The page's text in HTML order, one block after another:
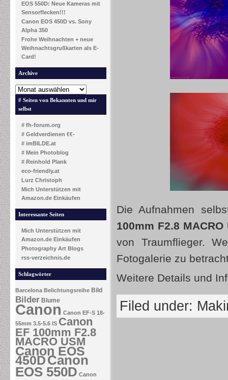
EOS 550D: Neue Kameras mit
Sensorflecken!!!
Canon EOS 450D vs. Sony
Alpha 350
Frohe Weihnachten + neue
Weihnachtsgrußkarten als E-
Card!
Archive
# Seiten von Bekannten und mir
selbst
# fh-forum.org
# Geldverdienen €€-
# imBILDE.at
# Mein Photoblog
# Reinhold Plank
eco-friendly.at
Lurz Christoph
Mich Unterstützen mit
Amazon.de Einkäufen
Interessante Seiten
Mich Unterstützen mit
Amazon.de Einkäufen
Photography Art Blogs
rss-verzeichnis.de
Schlagwörter
Barcelona Belichtungsreihe Bild
Bilder Blume
Canon Canon EF-S 18-
55mm 3.5-5.6 IS Canon
EF 100mm F2.8
MACRO USM
Canon EOS
450DCanon
EOS 550D Canon
Die Aufnahmen
100mm F2.8
von Traumflieger.
Fotogalerie zu
Weitere Details und
Filed under: